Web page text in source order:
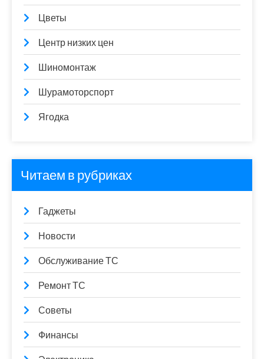
Цветы
Центр низких цен
Шиномонтаж
Шурамоторспорт
Ягодка
Читаем в рубриках
Гаджеты
Новости
Обслуживание ТС
Ремонт ТС
Советы
Финансы